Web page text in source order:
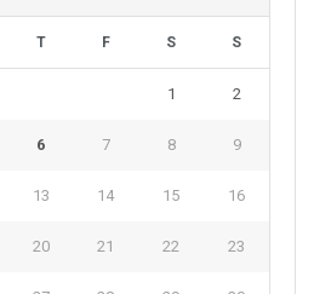
T F S S
1 2
6 7 8 9
13 14 15 16
20 21 22 23